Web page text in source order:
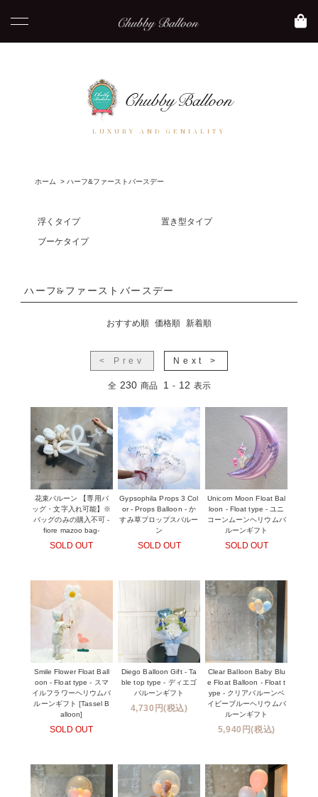
LUXURY AND GENIALITY
ホーム >ハーフ&ファーストバースデー
浮くタイプ
置き型タイプ
ブーケタイプ
ハーフ&ファーストバースデー
おすすめ順 価格順 新着順
< Prev Next >
全 230 商品 1 - 12 表示
花束バルーン 【専用バ
ッグ・文字入れ可能】※
バッグのみの購入不可 -
fiore mazoo bag-
SOLD OUT
Gypsophila Props 3 Col
or - Props Balloon - か
すみ草プロップスバルー
ン
SOLD OUT
Unicorn Moon Float Bal
loon - Float type - ユニ
コーンムーンヘリウムバ
ルーンギフト
SOLD OUT
Smile Flower Float Ball
oon - Float type - スマ
イルフラワーヘリウムバ
ルーンギフト [Tassel B
alloon]
SOLD OUT
Diego Balloon Gift - Ta
ble top type - ディエゴ
バルーンギフト
4,730円(税込)
Clear Balloon Baby Blu
e Float Balloon - Float t
ype - クリアバルーンベ
イビーブルーヘリウムバ
ルーンギフト
5,940円(税込)